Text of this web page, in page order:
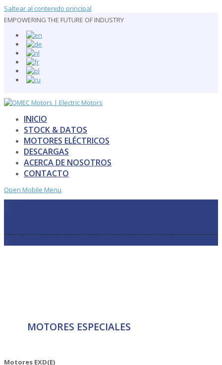
Saltear al contenido principal
EMPOWERING THE FUTURE OF INDUSTRY
INICIO
STOCK & DATOS
MOTORES ELÉCTRICOS
DESCARGAS
ACERCA DE NOSOTROS
CONTACTO
Open Mobile Menu
HOME»MOTORES ELÉCTRICOS»MOTORES ESPECIALES
MOTORES ESPECIALES
Motores EXD(E)